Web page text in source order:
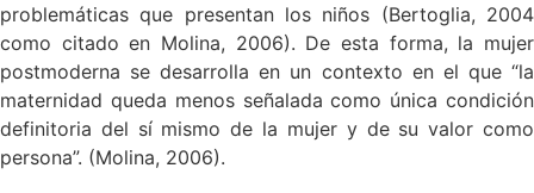
problemáticas que presentan los niños (Bertoglia, 2004
como citado en Molina, 2006). De esta forma, la mujer
postmoderna se desarrolla en un contexto en el que “la
maternidad queda menos señalada como única condición
definitoria del sí mismo de la mujer y de su valor como
persona”. (Molina, 2006).